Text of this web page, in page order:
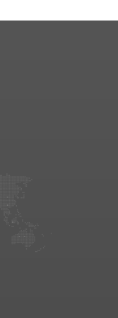
по обобщению